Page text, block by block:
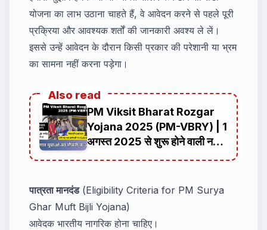
योजना का लाभ उठाना चाहते हैं, वे आवेदन करने से पहले पूरी
प्रक्रिया और आवश्यक शर्तों की जानकारी अवश्य ले लें।
इससे उन्हें आवेदन के दौरान किसी प्रकार की परेशानी या भ्रम
का सामना नहीं करना पड़ेगा।
Also read
PM Viksit Bharat Rozgar
Yojana 2025 (PM-VBRY) | 1
अगस्त 2025 से शुरू होने वाली नई
पात्रता मानदंड(Eligibility Criteria for PM Surya
Ghar Muft Bijli Yojana)
आवेदक भारतीय नागरिक होना चाहिए।